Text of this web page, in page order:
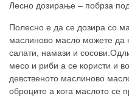
Лесно дозирање – побрза
Полесно е да се дозира со
маслиново масло можете да
салати, намази и
месо и риби а се користи и
девственото маслиново
оброците а кога маслото се